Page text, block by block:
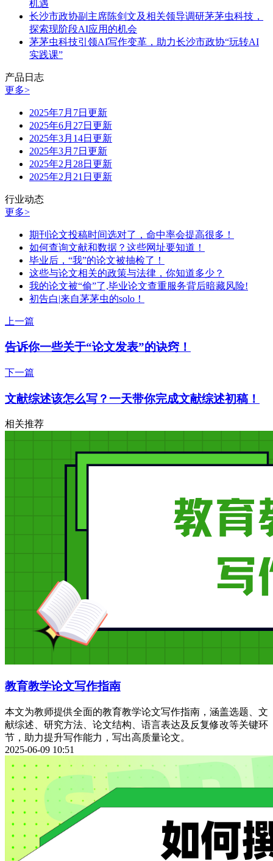
机遇
长沙市政协副主席陈剑文及相关领导调研茅茅虫科技，
探索现阶段AI应用的机会
茅茅虫科技引领AI写作变革，助力长沙市政协“玩转AI
实践课”
产品日志
更多>
2025年7月7日更新
2025年6月27日更新
2025年3月14日更新
2025年3月7日更新
2025年2月28日更新
2025年2月21日更新
行业动态
更多>
期刊论文投稿时间选对了，命中率会提高很多！
如何查询文献和数据？这些网址要知道！
毕业后，“我”的论文被抽检了！
这些与论文相关的政策与法律，你知道多少？
我的论文被“偷”了,毕业论文查重服务背后暗藏风险!
初告白|来自茅茅虫的solo！
上一篇
告诉你一些关于“论文发表”的诀窍！
下一篇
文献综述该怎么写？一天带你完成文献综述初稿！
相关推荐
教育教学论文写作指南
本文为教师提供全面的教育教学论文写作指南，涵盖选题、文
献综述、研究方法、论文结构、语言表达及反复修改等关键环
节，助力提升写作能力，写出高质量论文。
2025-06-09 10:51